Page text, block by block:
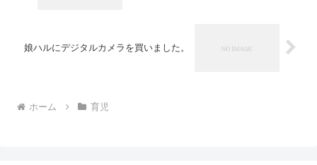
娘ハルにデジタルカメラを買いました。
ホーム 育児